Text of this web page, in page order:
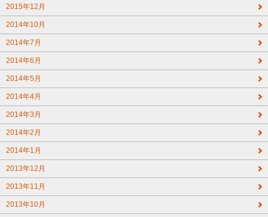
2015年12月
2014年10月
2014年7月
2014年6月
2014年5月
2014年4月
2014年3月
2014年2月
2014年1月
2013年12月
2013年11月
2013年10月